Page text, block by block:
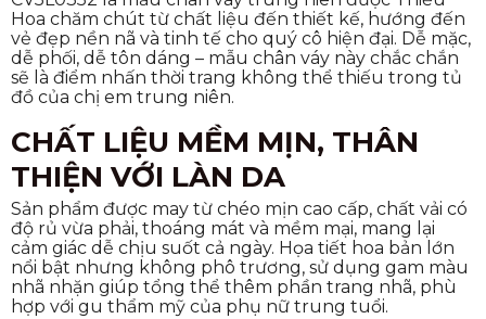
Hoa chăm chút từ chất liệu đến thiết kế, hướng đến
vẻ đẹp nền nã và tinh tế cho quý cô hiện đại. Dễ mặc,
dễ phối, dễ tôn dáng – mẫu chân váy này chắc chắn
sẽ là điểm nhấn thời trang không thể thiếu trong tủ
đồ của chị em trung niên.
CHẤT LIỆU MỀM MỊN, THÂN
THIỆN VỚI LÀN DA
Sản phẩm được may từ chéo mịn cao cấp, chất vải có
độ rủ vừa phải, thoáng mát và mềm mại, mang lại
cảm giác dễ chịu suốt cả ngày. Họa tiết hoa bản lớn
nổi bật nhưng không phô trương, sử dụng gam màu
nhã nhặn giúp tổng thể thêm phần trang nhã, phù
hợp với gu thẩm mỹ của phụ nữ trung tuổi.